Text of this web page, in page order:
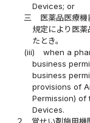
Devices; or
三
医薬品医療
規定により医
たとき。
(iii)
when a
business
business
provisions of
Permission) of
Devices.